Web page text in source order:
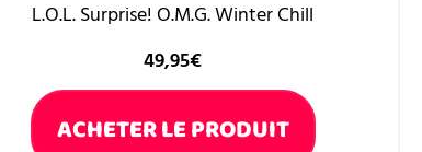
L.O.L. Surprise! O.M.G. Winter Chill
49,95€
ACHETER LE PRODUIT